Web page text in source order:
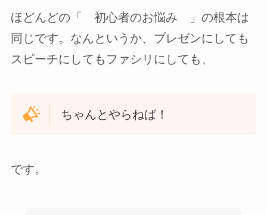
ほどんどの「 初心者のお悩み 」の根本は
同じです。なんというか、プレゼンにしても
スピーチにしてもファシリにしても、
ちゃんとやらねば！
です。